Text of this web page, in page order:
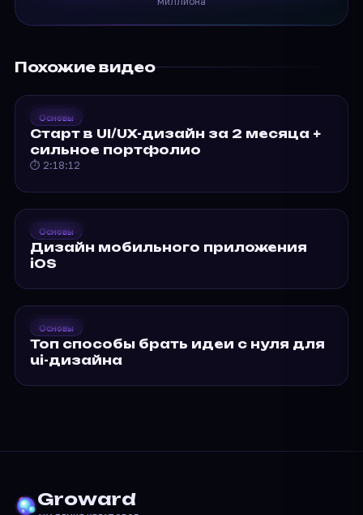
Похожие видео
Старт в UI/UX-дизайн за…
Основы
Старт в UI/UX-дизайн за 2 месяца +
сильное портфолио
⏱ 2:18:12
Дизайн мобильного
приложения iOS
Основы
Дизайн мобильного приложения
iOS
Топ способы брать идеи…
Основы
Топ способы брать идеи с нуля для
ui-дизайна
Groward